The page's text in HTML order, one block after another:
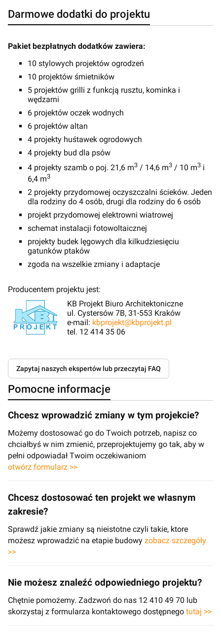
Darmowe dodatki do projektu
Pakiet bezpłatnych dodatków zawiera:
10 stylowych projektów ogrodzeń
10 projektów śmietników
5 projektów grilli z funkcją rusztu, kominka i
wędzarni
6 projektów oczek wodnych
6 projektów altan
4 projekty huśtawek ogrodowych
4 projekty bud dla psów
4 projekty szamb o poj. 21,6 m3 / 14,6 m3 / 10 m3 i
6,4 m3
2 projekty przydomowej oczyszczalni ścieków. Jeden
dla rodziny do 4 osób, drugi dla rodziny do 6 osób
projekt przydomowej elektrowni wiatrowej
schemat instalacji fotowoltaicznej
projekty budek lęgowych dla kilkudziesięciu
gatunków ptaków
zgoda na wszelkie zmiany i adaptacje
Producentem projektu jest:
KB Projekt Biuro Architektoniczne
ul. Cystersów 7B, 31-553 Kraków
e-mail: kbprojekt@kbprojekt.pl
tel. 12 414 35 06
Zapytaj naszych ekspertów lub przeczytaj FAQ
Pomocne informacje
Chcesz wprowadzić zmiany w tym projekcie?
Możemy dostosować go do Twoich potrzeb, napisz co
chciałbyś w nim zmienić, przeprojektujemy go tak, aby w
pełni odpowiadał Twoim oczekiwaniom
otwórz formularz >>
Chcesz dostosować ten projekt we własnym
zakresie?
Sprawdź jakie zmiany są nieistotne czyli takie, ktore
możesz wprowadzić na etapie budowy zobacz szczegóły
>>
Nie możesz znaleźć odpowiedniego projektu?
Chętnie pomożemy. Zadzwoń do nas 12 410 49 70 lub
skorzystaj z formularza kontaktowego dostępnego tutaj >>